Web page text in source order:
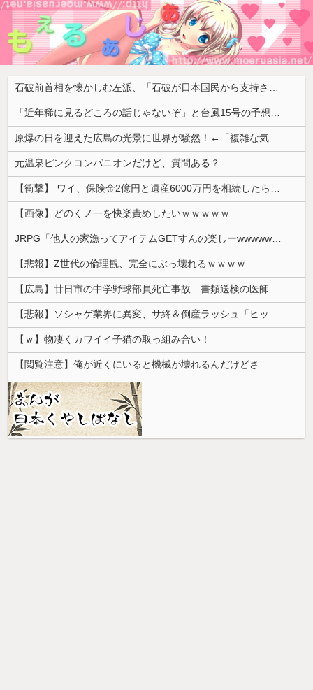
石破前首相を懐かしむ左派、「石破が日本国民から支持されまくっていた」と主張してしまうも……
「近年稀に見るどころの話じゃないぞ」と台風15号の予想進路に困惑する人が多数、偏西風が全く通用していないんだけど……
原爆の日を迎えた広島の光景に世界が騒然！←「複雑な気分だ」（海外の反応）
元温泉ピンクコンパニオンだけど、質問ある？
【衝撃】 ワイ、保険金2億円と遺産6000万円を相続したら「こう」なった・・・
【画像】どのくノ一を快楽責めしたいｗｗｗｗｗ
JRPG「他人の家漁ってアイテムGETすんの楽しーwwwww」→欧米で馬鹿にされてしまう
【悲報】Z世代の倫理観、完全にぶっ壊れるｗｗｗｗ
【広島】廿日市の中学野球部員死亡事故 書類送検の医師、別人のCT画像で診察した疑い 頭部出血に気づかなかった可能性
【悲報】ソシャゲ業界に異変、サ終＆倒産ラッシュ「ヒット一本で一攫千金」は過去の話に
【ｗ】物凄くカワイイ子猫の取っ組み合い！
【閲覧注意】俺が近くにいると機械が壊れるんだけどさ